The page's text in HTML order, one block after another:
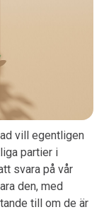
vill egentligen
partier i
svara på vår
den, med
till om de är